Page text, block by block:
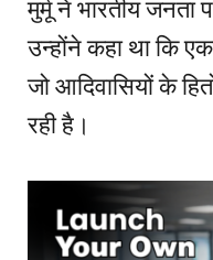
मुर्मू ने भारतीय जनता
उन्होंने कहा था कि
जो आदिवासियों के
रही है।